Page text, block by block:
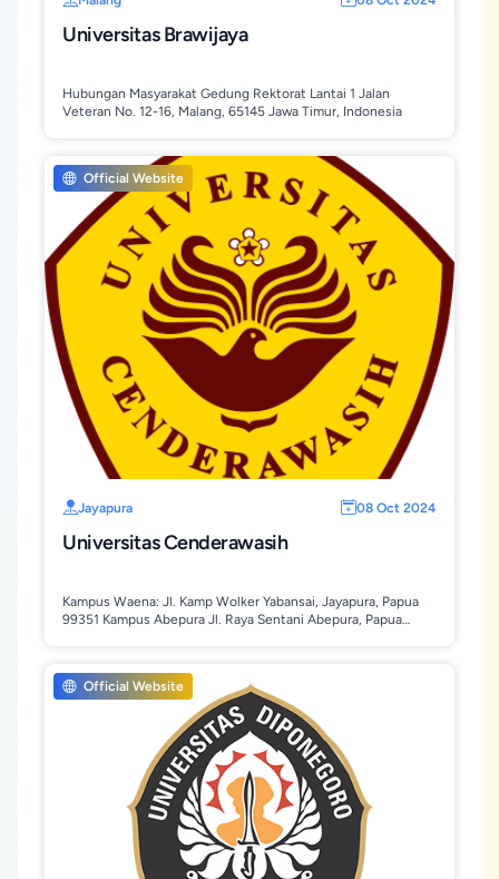
Universitas Brawijaya
Hubungan Masyarakat Gedung Rektorat Lantai 1 Jalan
Veteran No. 12-16, Malang, 65145 Jawa Timur, Indonesia
Official Website
Jayapura 08 Oct 2024
Universitas Cenderawasih
Kampus Waena: Jl. Kamp Wolker Yabansai, Jayapura, Papua
99351 Kampus Abepura Jl. Raya Sentani Abepura, Papua
Official Website